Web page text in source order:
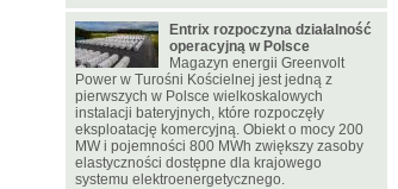
Entrix rozpoczyna działalność
operacyjną w Polsce
Magazyn energii Greenvolt
Power w Turośni Kościelnej jest jedną z
pierwszych w Polsce wielkoskalowych
instalacji bateryjnych, które rozpoczęły
eksploatację komercyjną. Obiekt o mocy 200
MW i pojemności 800 MWh zwiększy zasoby
elastyczności dostępne dla krajowego
systemu elektroenergetycznego.